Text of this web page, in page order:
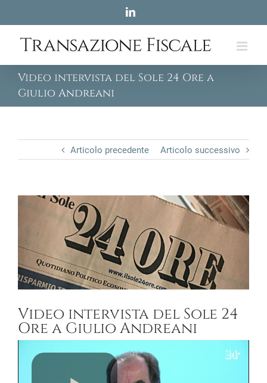
content
LinkedIn
Video intervista del Sole 24 Ore a
Giulio Andreani
Articolo precedente Articolo successivo
Video intervista del Sole 24
Ore a Giulio Andreani